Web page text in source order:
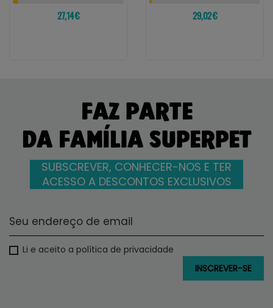
27,14 € 29,02 €
FAZ PARTE
DA FAMÍLIA SUPERPET
SUBSCREVER, CONHECER-NOS E TER
ACESSO A DESCONTOS EXCLUSIVOS
Li e aceito a política de privacidade